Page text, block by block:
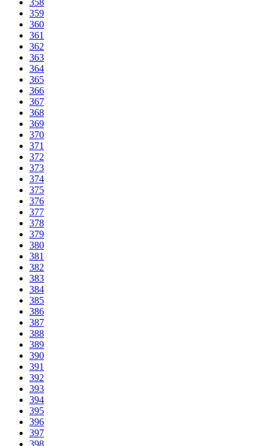
358
359
360
361
362
363
364
365
366
367
368
369
370
371
372
373
374
375
376
377
378
379
380
381
382
383
384
385
386
387
388
389
390
391
392
393
394
395
396
397